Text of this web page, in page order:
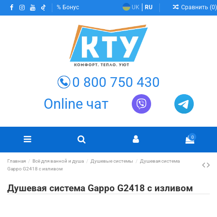
Бонус UK RU Сравнить (0)
0 800 750 430
Online чат
0
Главная Всё для ванной и душа Душевые системы
Душевая система
Gappo G2418 с изливом
Душевая система Gappo G2418 с изливом